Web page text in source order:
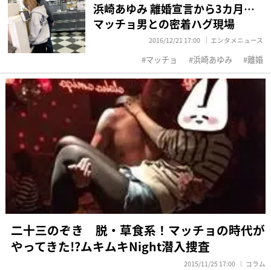
浜崎あゆみ 離婚宣言から3カ月…
マッチョ男との密着ハグ現場
2016/12/21 17:00 エンタメニュース
マッチョ 浜崎あゆみ 離婚
二十三のぞき 脱・草食系！マッチョの時代が
やってきた!?ムキムキNight潜入捜査
2015/11/25 17:00 コラム